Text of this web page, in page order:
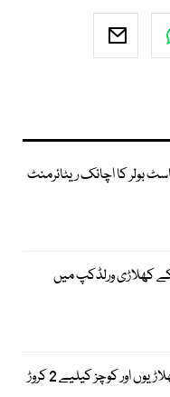
25 سالہ فاسٹ بولر کا اچانک ریٹائرمنٹ
کے کھلاڑی ورلڈکپ میں
ہاکی ورلڈکپ: قومی کھلاڑیوں اور کوچز کیلیے 2 کروڑ